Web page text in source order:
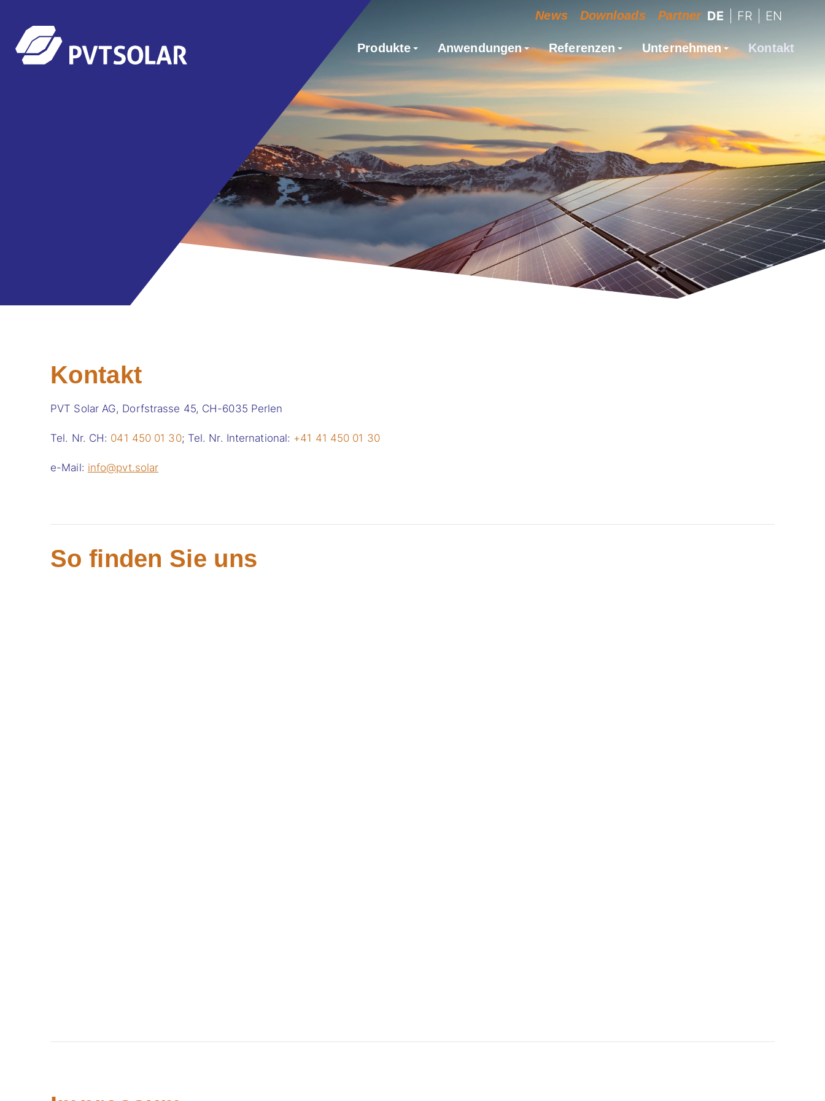
News Downloads Partner DE FR EN
Produkte Anwendungen Referenzen Unternehmen Kontakt
Kontakt
PVT Solar AG, Dorfstrasse 45, CH-6035 Perlen
Tel. Nr. CH: 041 450 01 30; Tel. Nr. International: +41 41 450 01 30
e-Mail: info@pvt.solar
So finden Sie uns